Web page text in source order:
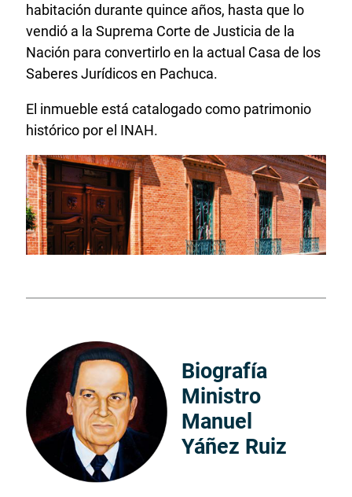
habitación durante quince años, hasta que lo
vendió a la Suprema Corte de Justicia de la
Nación para convertirlo en la actual Casa de los
Saberes Jurídicos en Pachuca.
El inmueble está catalogado como patrimonio
histórico por el INAH.
Biografía
Ministro
Manuel
Yáñez Ruiz